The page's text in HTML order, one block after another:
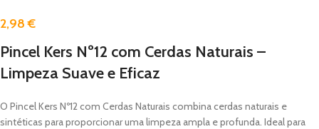
2,98€
Pincel Kers Nº12 com Cerdas Naturais –
Limpeza Suave e Eficaz
O Pincel Kers Nº12 com Cerdas Naturais combina cerdas naturais e
sintéticas para proporcionar uma limpeza ampla e profunda. Ideal para